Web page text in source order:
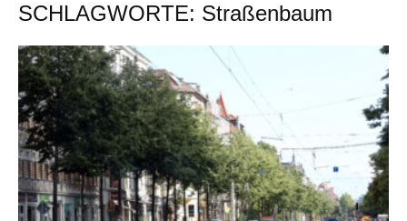
SCHLAGWORTE: Straßenbaum